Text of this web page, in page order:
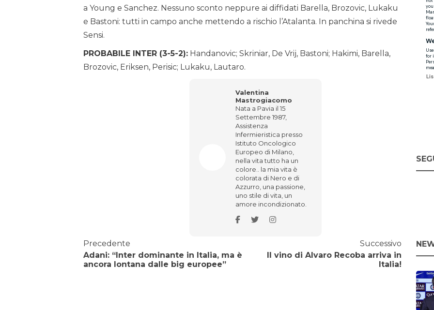
a Young e Sanchez. Nessuno sconto neppure ai diffidati Barella, Brozovic, Lukaku
e Bastoni: tutti in campo anche mettendo a rischio l’Atalanta. In panchina si rivede
Sensi.
PROBABILE INTER (3-5-2): Handanovic; Skriniar, De Vrij, Bastoni; Hakimi, Barella,
Brozovic, Eriksen, Perisic; Lukaku, Lautaro.
Valentina
Mastrogiacomo
Nata a Pavia il 15
Settembre 1987,
Assistenza
Infermieristica presso
Istituto Oncologico
Europeo di Milano,
nella vita tutto ha un
colore.. la mia vita è
colorata di Nero e di
Azzurro, una passione,
uno stile di vita, un
amore incondizionato.
Precedente
Adani: “Inter dominante in Italia, ma è
ancora lontana dalle big europee”
Successivo
Il vino di Alvaro Recoba arriva in
Italia!